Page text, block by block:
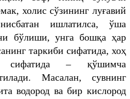
холис сўзининг луғавий
ишлатилса, ўша
бўлиши, унга бошқа ҳар
таркиби сифатида, хоҳ
– қўшимча
Масалан, сувнинг
водород ва бир кислород